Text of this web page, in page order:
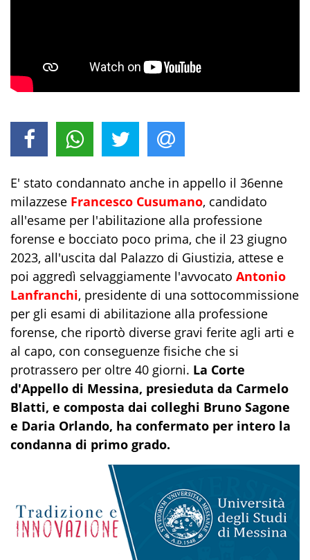
E' stato condannato anche in appello il 36enne
milazzese Francesco Cusumano, candidato
all'esame per l'abilitazione alla professione
forense e bocciato poco prima, che il 23 giugno
2023, all'uscita dal Palazzo di Giustizia, attese e
poi aggredì selvaggiamente l'avvocato Antonio
Lanfranchi, presidente di una sottocommissione
per gli esami di abilitazione alla professione
forense, che riportò diverse gravi ferite agli arti e
al capo, con conseguenze fisiche che si
protrassero per oltre 40 giorni. La Corte
d'Appello di Messina, presieduta da Carmelo
Blatti, e composta dai colleghi Bruno Sagone
e Daria Orlando, ha confermato per intero la
condanna di primo grado.